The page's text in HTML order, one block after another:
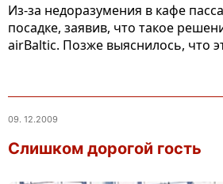
Из-за недоразумения в кафе
посадке, заявив, что такое
airBaltic. Позже выяснилось, что
09. 12.2009
Слишком дорогой гость